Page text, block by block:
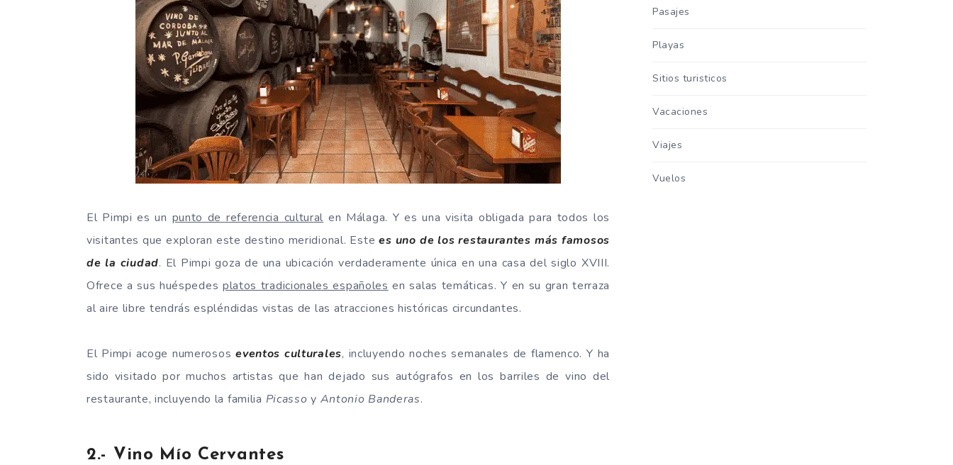
El Pimpi es un punto de referencia cultural en Málaga. Y es una visita obligada para todos los
visitantes que exploran este destino meridional. Estees uno de los restaurantes más famosos
de la ciudad. El Pimpi goza de una ubicación verdaderamente única en una casa del siglo XVIII.
Ofrece a sus huéspedes platos tradicionales españoles en salas temáticas. Y en su gran terraza
al aire libre tendrás espléndidas vistas de las atracciones históricas circundantes.
El Pimpi acoge numerososeventos culturales, incluyendo noches semanales de flamenco. Y ha
sido visitado por muchos artistas que han dejado sus autógrafos en los barriles de vino del
restaurante, incluyendo la familia Picasso y Antonio Banderas.
2.- Vino Mío Cervantes
Pasajes
Playas
Sitios turisticos
Vacaciones
Viajes
Vuelos